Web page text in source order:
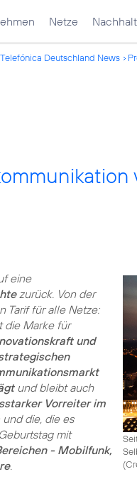
Netze
Telefónica Deutschland News
(
eine
zurück. Von der
Tarif für alle Netze:
die Marke für
und
und bleibt auch
Vorreiter im
die, die es
mit
- Mobilfunk,
.